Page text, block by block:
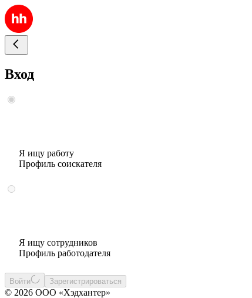
Вход
Я ищу работу
Профиль соискателя
Я ищу сотрудников
Профиль работодателя
Войти Зарегистрироваться
© 2026 ООО «Хэдхантер»